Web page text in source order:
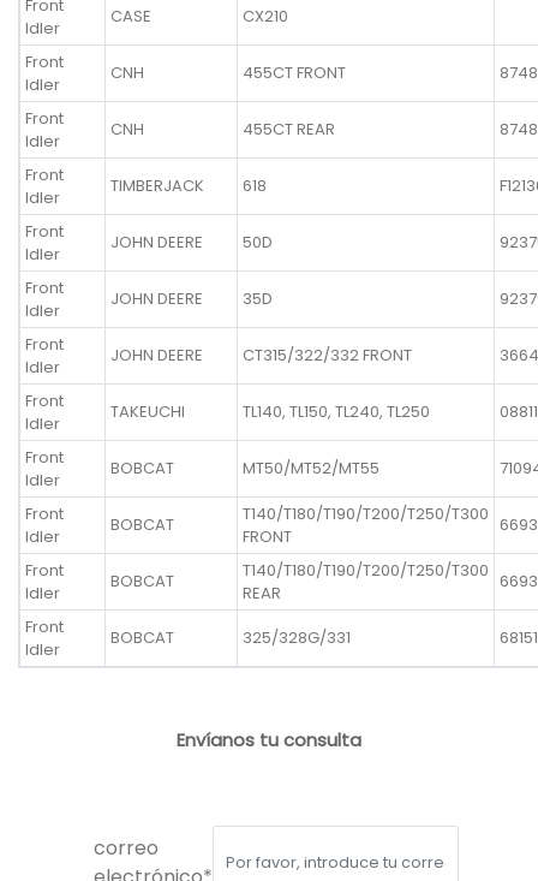
Front
Idler
CASE
CX210
Front
Idler
CNH 455CT FRONT
Front
Idler
CNH 455CT REAR
Front
Idler
TIMBERJACK 618
Front
Idler
JOHN DEERE 50D
Front
Idler
JOHN DEERE 35D
Front
Idler
JOHN DEERE CT315/322/332 FRONT
Front
Idler
TAKEUCHI TL140, TL150, TL240, TL250
Front
Idler
BOBCAT MT50/MT52/MT55
Front
Idler
BOBCAT
T140/T180/T190/T200/T250/T300
FRONT
Front
Idler
BOBCAT
T140/T180/T190/T200/T250/T300
REAR
Front
Idler
BOBCAT 325/328G/331
Envíanos tu consulta
correo